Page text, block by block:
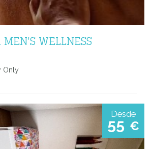
WELLNESS
Only
Desde
55 €